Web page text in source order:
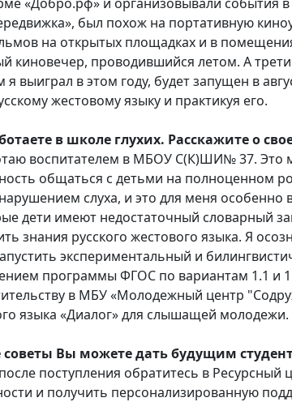
был похож на портативную
на открытых площадках и в
киновечер, проводившийся летом. А
я выиграл в этом году, будет запущен в
жестовому языку и практикуя его.
в школе глухих. Расскажите о
воспитателем в МБОУ С(К)ШИ№ 37. Это
общаться с детьми на полноценном
слуха, и это для меня
дети имеют недостаточный словарный
знания русского жестового языка. Я
экспериментальный и
программы ФГОС по вариантам 1.1 и
в МБУ «Молодежный центр
языка «Диалог» для слышащей молодежи.
советы Вы можете дать будущим
поступления обратитесь в
и получить персонализированную